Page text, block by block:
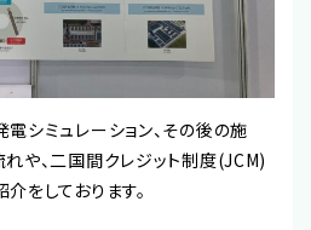
シミュレーション、その後の施
や、二国間クレジット制度(JCM)
をしております。